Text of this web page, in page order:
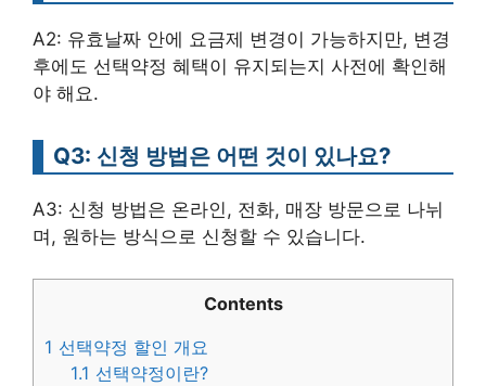
A2: 유효날짜 안에 요금제 변경이 가능하지만, 변경
후에도 선택약정 혜택이 유지되는지 사전에 확인해
야 해요.
Q3: 신청 방법은 어떤 것이 있나요?
A3: 신청 방법은 온라인, 전화, 매장 방문으로 나뉘
며, 원하는 방식으로 신청할 수 있습니다.
Contents
1 선택약정 할인 개요
1.1 선택약정이란?